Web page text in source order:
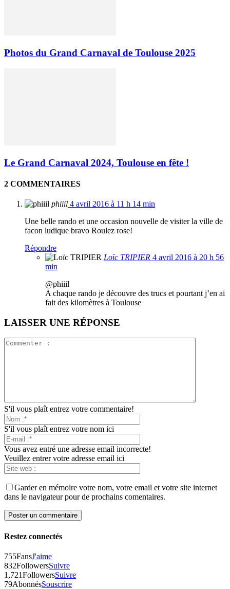
Photos du Grand Carnaval de Toulouse 2025
Le Grand Carnaval 2024, Toulouse en fête !
2 COMMENTAIRES
phiiil 4 avril 2016 à 11 h 14 min
Une belle rando et une occasion nouvelle de visiter la ville de
facon ludique bravo Roulez rose!
Répondre
Loïc TRIPIER 4 avril 2016 à 20 h 56
min
@phiiil
A chaque rando je découvre des trucs et pourtant j’en ai
fait des kilomètres à Toulouse
LAISSER UNE RÉPONSE
S'il vous plaît entrez votre commentaire!
S'il vous plaît entrez votre nom ici
Vous avez entré une adresse email incorrecte!
Veuillez entrer votre adresse email ici
Garder en mémoire votre nom, votre email et votre site internet
dans le navigateur pour de prochains comentaires.
Restez connectés
755FansJ'aime
832FollowersSuivre
1,721FollowersSuivre
79AbonnésSouscrire